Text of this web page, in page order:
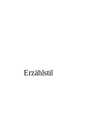
Erzählstil